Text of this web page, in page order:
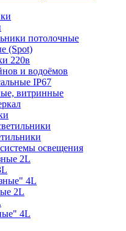
потолочные
(Spot)
220в
и водоёмов
IP67
витринные
освещения
2L
4L
2L
4L